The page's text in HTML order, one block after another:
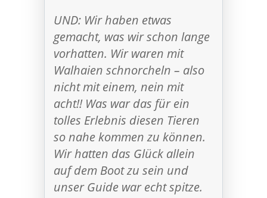
UND: Wir haben etwas
gemacht, was wir schon lange
vorhatten. Wir waren mit
Walhaien schnorcheln – also
nicht mit einem, nein mit
acht!! Was war das für ein
tolles Erlebnis diesen Tieren
so nahe kommen zu können.
Wir hatten das Glück allein
auf dem Boot zu sein und
unser Guide war echt spitze.